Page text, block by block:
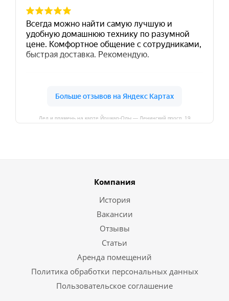
Лед и пламень на карте Йошкар‑Олы — Ленинский просп.,19
Компания
История
Вакансии
Отзывы
Статьи
Аренда помещений
Политика обработки персональных данных
Пользовательское соглашение